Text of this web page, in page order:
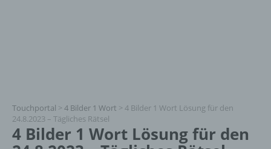
Touchportal > 4 Bilder 1 Wort > 4 Bilder 1 Wort Lösung für den
24.8.2023 – Tägliches Rätsel
4 Bilder 1 Wort Lösung für den